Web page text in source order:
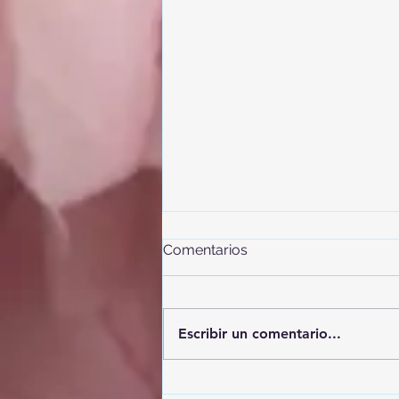
Comentarios
Escribir un comentario...